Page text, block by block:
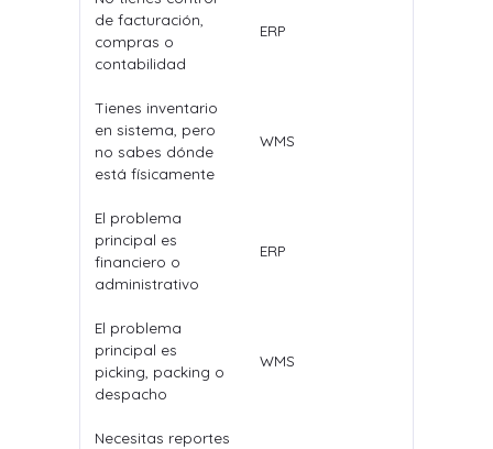
de facturación,
compras o
contabilidad
ERP
Tienes inventario
en sistema, pero
no sabes dónde
está físicamente
WMS
El problema
principal es
financiero o
administrativo
ERP
El problema
principal es
picking, packing o
despacho
WMS
Necesitas reportes